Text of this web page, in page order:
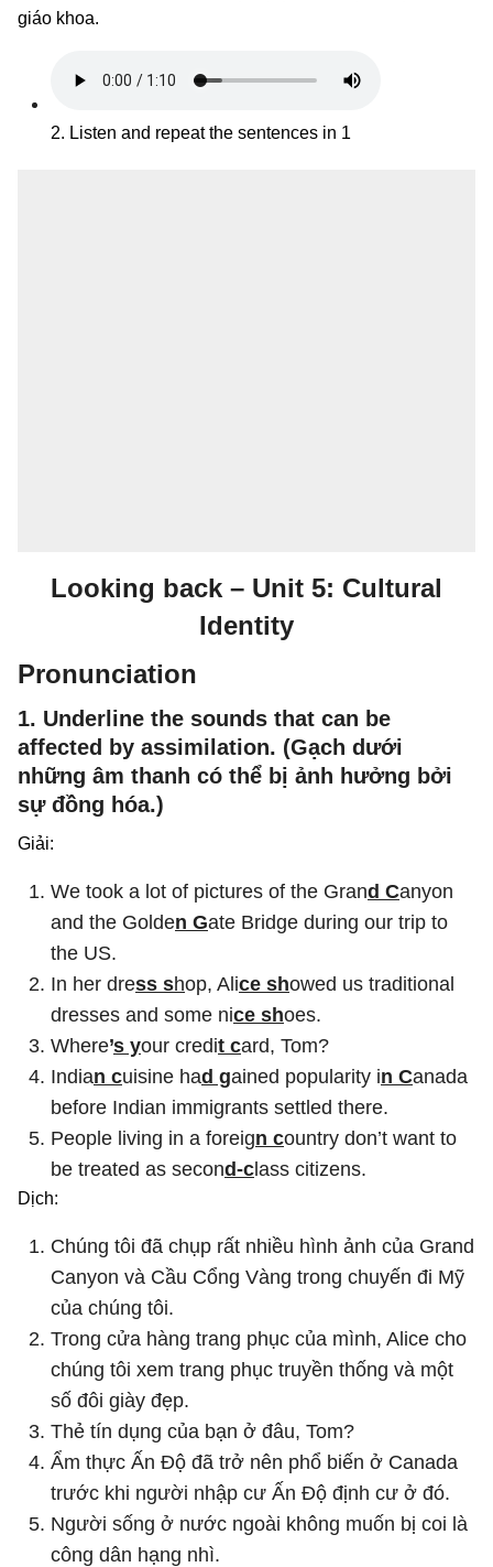
giáo khoa.
2. Listen and repeat the sentences in 1
Looking back – Unit 5: Cultural
Identity
Pronunciation
1. Underline the sounds that can be
affected by assimilation. (Gạch dưới
những âm thanh có thể bị ảnh hưởng bởi
sự đồng hóa.)
Giải:
We took a lot of pictures of the Grand Canyon
and the Golden Gate Bridge during our trip to
the US.
In her dress shop, Alice showed us traditional
dresses and some nice shoes.
Where’s your credit card, Tom?
Indian cuisine had gained popularity in Canada
before Indian immigrants settled there.
People living in a foreign country don’t want to
be treated as second-class citizens.
Dịch:
Chúng tôi đã chụp rất nhiều hình ảnh của Grand
Canyon và Cầu Cổng Vàng trong chuyến đi Mỹ
của chúng tôi.
Trong cửa hàng trang phục của mình, Alice cho
chúng tôi xem trang phục truyền thống và một
số đôi giày đẹp.
Thẻ tín dụng của bạn ở đâu, Tom?
Ẩm thực Ấn Độ đã trở nên phổ biến ở Canada
trước khi người nhập cư Ấn Độ định cư ở đó.
Người sống ở nước ngoài không muốn bị coi là
công dân hạng nhì.